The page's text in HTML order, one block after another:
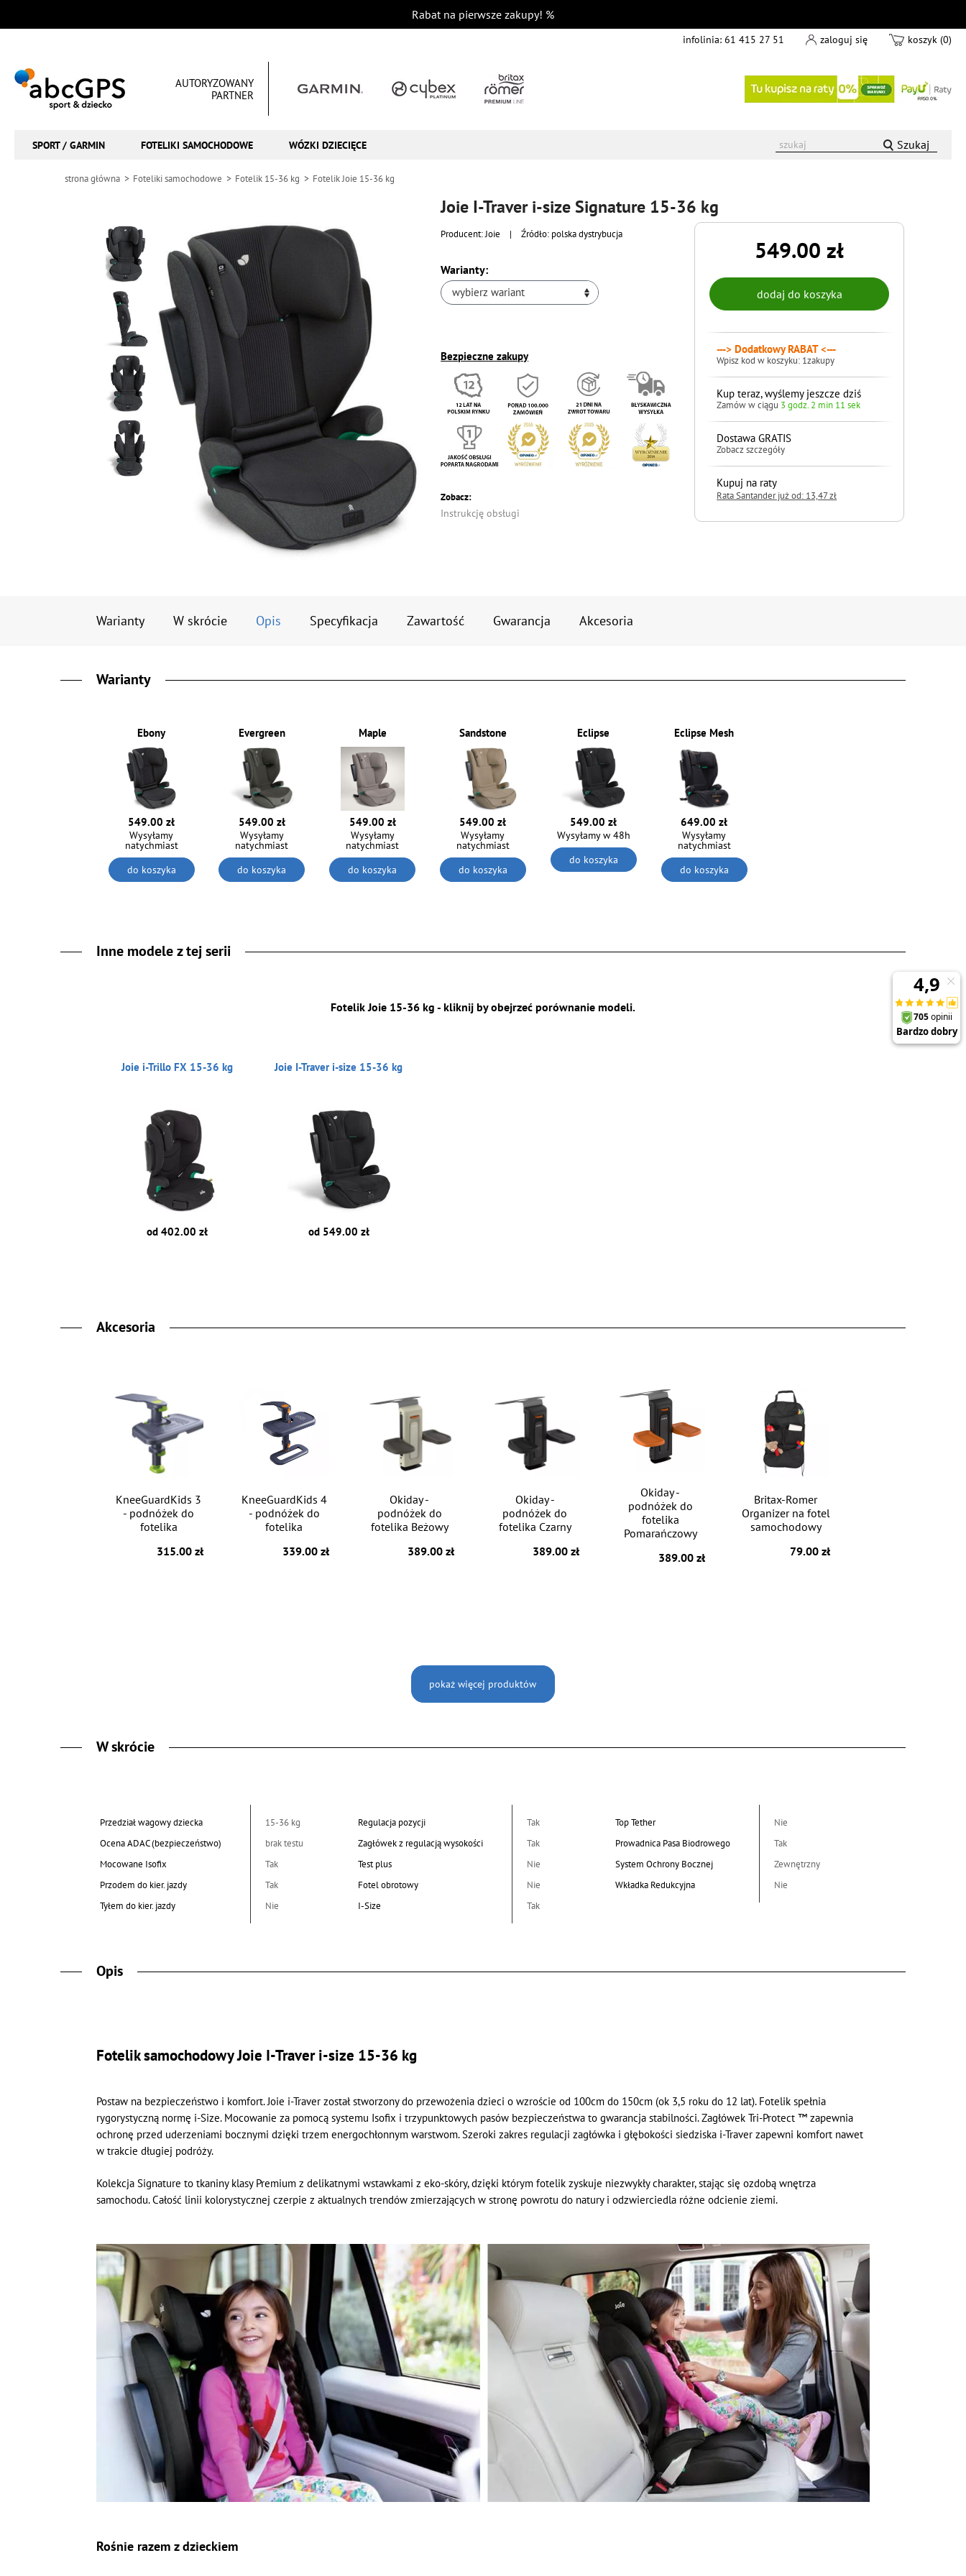
Rabat na pierwsze zakupy! %
infolinia: 61 415 27 51 zaloguj się koszyk (0)
AUTORYZOWANY
PARTNER
SPORT / GARMIN FOTELIKI SAMOCHODOWE WÓZKI DZIECIĘCE Szukaj
strona główna Foteliki samochodowe Fotelik 15-36 kg Fotelik Joie 15-36 kg
Joie I-Traver i-size Signature 15-36 kg
Producent:Joie | Źródło: polska dystrybucja
Warianty:
wybierz wariant
Bezpieczne zakupy
Zobacz:
Instrukcję obsługi
549.00 zł
---> Dodatkowy RABAT <---
Wpisz kod w koszyku: 1zakupy
Kup teraz, wyślemy jeszcze dziś
Zamów w ciągu 3 godz. 2 min 10 sek
Dostawa GRATIS
Zobacz szczegóły
Kupuj na raty
Rata Santander już od: 13,47 zł
Warianty W skrócie Opis Specyfikacja Zawartość Gwarancja Akcesoria
Warianty
Ebony
549.00 zł
Wysyłamy
natychmiast
do koszyka
Evergreen
549.00 zł
Wysyłamy
natychmiast
do koszyka
Maple
549.00 zł
Wysyłamy
natychmiast
do koszyka
Sandstone
549.00 zł
Wysyłamy
natychmiast
do koszyka
Eclipse
549.00 zł
Wysyłamy w 48h
do koszyka
Eclipse Mesh
649.00 zł
Wysyłamy
natychmiast
do koszyka
Inne modele z tej serii
Fotelik Joie 15-36 kg - kliknij by obejrzeć porównanie modeli.
Joie i-Trillo FX 15-36 kg
od 402.00 zł
Joie I-Traver i-size 15-36 kg
od 549.00 zł
Akcesoria
KneeGuardKids 3
- podnóżek do
fotelika
315.00 zł
KneeGuardKids 4
- podnóżek do
fotelika
339.00 zł
Okiday -
podnóżek do
fotelika Beżowy
389.00 zł
Okiday -
podnóżek do
fotelika Czarny
389.00 zł
Okiday -
podnóżek do
fotelika
Pomarańczowy
389.00 zł
Britax-Romer
Organizer na fotel
samochodowy
79.00 zł
pokaż więcej produktów
W skrócie
Przedział wagowy dziecka
15-36 kg
Ocena ADAC (bezpieczeństwo)
brak testu
Mocowane Isofix
Tak
Przodem do kier. jazdy
Tak
Tyłem do kier. jazdy
Nie
Regulacja pozycji
Tak
Zagłówek z regulacją wysokości
Tak
Test plus
Nie
Fotel obrotowy
Nie
I-Size
Tak
Top Tether
Nie
Prowadnica Pasa Biodrowego
Tak
System Ochrony Bocznej
Zewnętrzny
Wkładka Redukcyjna
Nie
Opis
Fotelik samochodowy Joie I-Traver i-size 15-36 kg
Postaw na bezpieczeństwo i komfort. Joie i-Traver został stworzony do przewożenia dzieci o wzroście od 100cm do 150cm (ok 3,5 roku do 12 lat). Fotelik spełnia
rygorystyczną normę i-Size. Mocowanie za pomocą systemu Isofix i trzypunktowych pasów bezpieczeństwa to gwarancja stabilności. Zagłówek Tri-Protect ™ zapewnia
ochronę przed uderzeniami bocznymi dzięki trzem energochłonnym warstwom. Szeroki zakres regulacji zagłówka i głębokości siedziska i-Traver zapewni komfort nawet
w trakcie długiej podróży.
Kolekcja Signature to tkaniny klasy Premium z delikatnymi wstawkami z eko-skóry, dzięki którym fotelik zyskuje niezwykły charakter, stając się ozdobą wnętrza
samochodu. Całość linii kolorystycznej czerpie z aktualnych trendów zmierzających w stronę powrotu do natury i odzwierciedla różne odcienie ziemi.
Rośnie razem z dzieckiem